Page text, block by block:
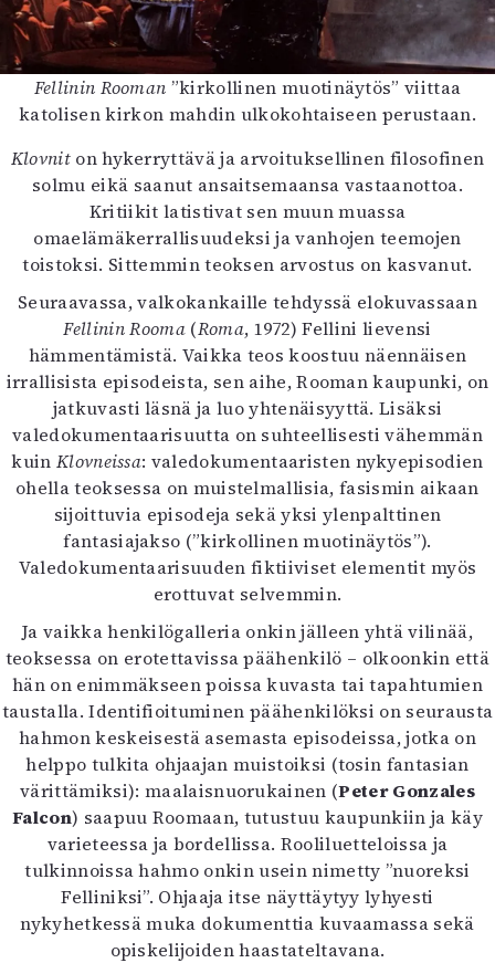
Fellinin Rooman ”kirkollinen muotinäytös” viittaa
katolisen kirkon mahdin ulkokohtaiseen perustaan.
Klovniton hykerryttävä ja arvoituksellinen filosofinen
solmu eikä saanut ansaitsemaansa vastaanottoa.
Kritiikit latistivat sen muun muassa
omaelämäkerrallisuudeksi ja vanhojen teemojen
toistoksi. Sittemmin teoksen arvostus on kasvanut.
Seuraavassa, valkokankaille tehdyssä elokuvassaan
Fellinin Rooma(Roma, 1972) Fellini lievensi
hämmentämistä. Vaikka teos koostuu näennäisen
irrallisista episodeista, sen aihe, Rooman kaupunki, on
jatkuvasti läsnä ja luo yhtenäisyyttä. Lisäksi
valedokumentaarisuutta on suhteellisesti vähemmän
kuin Klovneissa: valedokumentaaristen nykyepisodien
ohella teoksessa on muistelmallisia, fasismin aikaan
sijoittuvia episodeja sekä yksi ylenpalttinen
fantasiajakso (”kirkollinen muotinäytös”).
Valedokumentaarisuuden fiktiiviset elementit myös
erottuvat selvemmin.
Ja vaikka henkilögalleria onkin jälleen yhtä vilinää,
teoksessa on erotettavissa päähenkilö – olkoonkin että
hän on enimmäkseen poissa kuvasta tai tapahtumien
taustalla. Identifioituminen päähenkilöksi on seurausta
hahmon keskeisestä asemasta episodeissa, jotka on
helppo tulkita ohjaajan muistoiksi (tosin fantasian
värittämiksi): maalaisnuorukainen (Peter Gonzales
Falcon) saapuu Roomaan, tutustuu kaupunkiin ja käy
varieteessa ja bordellissa. Rooliluetteloissa ja
tulkinnoissa hahmo onkin usein nimetty ”nuoreksi
Felliniksi”. Ohjaaja itse näyttäytyy lyhyesti
nykyhetkessä muka dokumenttia kuvaamassa sekä
opiskelijoiden haastateltavana.